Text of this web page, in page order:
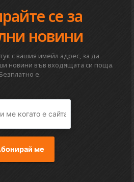
се за
новини
с вашия имейл адрес, за да
новини във входящата си поща.
Безплатно е.
ме